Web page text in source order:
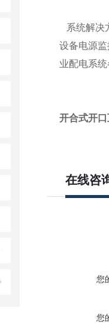
系统解决
设备电源
业配电系
开合式开
在线咨
您
您